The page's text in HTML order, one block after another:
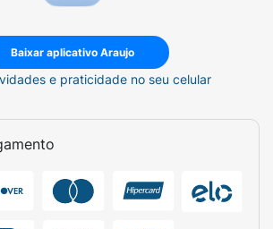
Baixar aplicativo Araujo
e praticidade no seu celular